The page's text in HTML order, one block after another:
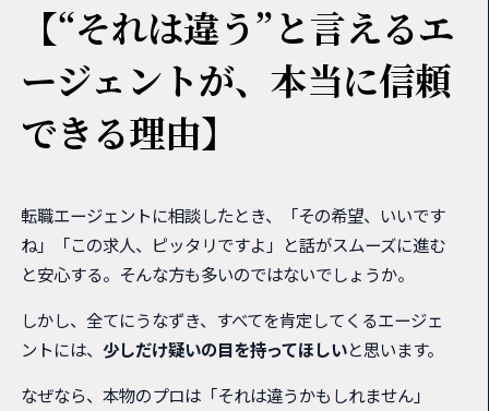
【“それは違う”と言えるエ
ージェントが、本当に信頼
できる理由】
転職エージェントに相談したとき、「その希望、いいです
ね」「この求人、ピッタリですよ」と話がスムーズに進む
と安心する。そんな方も多いのではないでしょうか。
しかし、全てにうなずき、すべてを肯定してくるエージェ
ントには、 少しだけ疑いの目を持ってほしいと思います。
なぜなら、本物のプロは「それは違うかもしれません」